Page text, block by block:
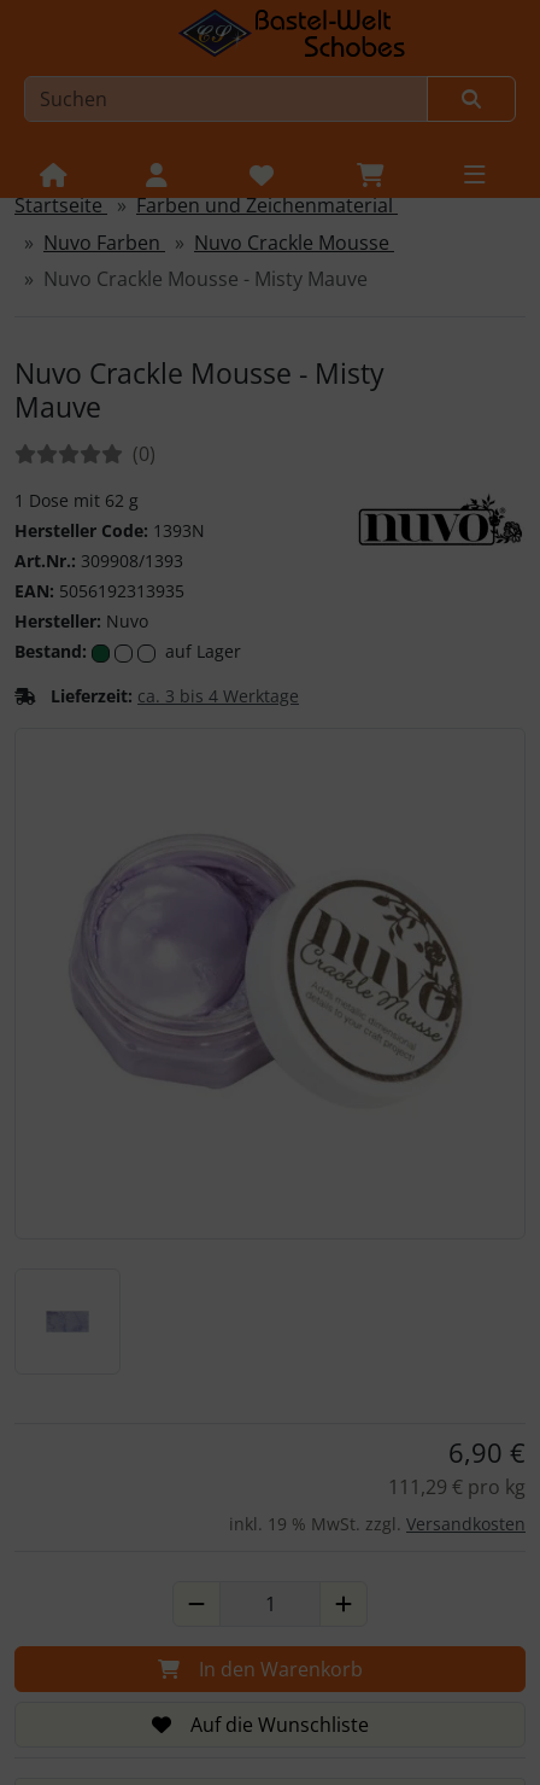
Sprungnavigation
Springe zur Navigation
Springe zum Inhalt
Springe zu den allgemeinen Informationen
Startseite
Farben und Zeichenmaterial
Nuvo Farben
Nuvo Crackle Mousse
Nuvo Crackle Mousse - Misty Mauve
Nuvo Crackle Mousse - Misty
Mauve
Bewertungen:(0Bewertungen
)
1 Dose mit 62 g
Hersteller Code: 1393N
Art.Nr.: 309908/1393
EAN: 5056192313935
Hersteller: Nuvo
Bestand:
auf Lager
Lieferzeit: ca. 3 bis 4 Werktage
6,90 €
111,29 € pro kg
inkl. 19 % MwSt. zzgl. Versandkosten
In den Warenkorb
Auf die Wunschliste